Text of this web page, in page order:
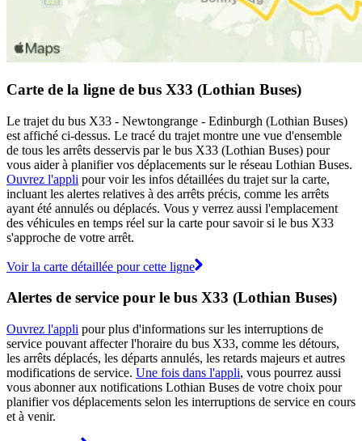
Carte de la ligne de bus X33 (Lothian Buses)
Le trajet du bus X33 - Newtongrange - Edinburgh (Lothian Buses)
est affiché ci-dessus. Le tracé du trajet montre une vue d'ensemble
de tous les arrêts desservis par le bus X33 (Lothian Buses) pour
vous aider à planifier vos déplacements sur le réseau Lothian Buses.
Ouvrez l'appli pour voir les infos détaillées du trajet sur la carte,
incluant les alertes relatives à des arrêts précis, comme les arrêts
ayant été annulés ou déplacés. Vous y verrez aussi l'emplacement
des véhicules en temps réel sur la carte pour savoir si le bus X33
s'approche de votre arrêt.
Voir la carte détaillée pour cette ligne
Alertes de service pour le bus X33 (Lothian Buses)
Ouvrez l'appli pour plus d'informations sur les interruptions de
service pouvant affecter l'horaire du bus X33, comme les détours,
les arrêts déplacés, les départs annulés, les retards majeurs et autres
modifications de service. Une fois dans l'appli, vous pourrez aussi
vous abonner aux notifications Lothian Buses de votre choix pour
planifier vos déplacements selon les interruptions de service en cours
et à venir.